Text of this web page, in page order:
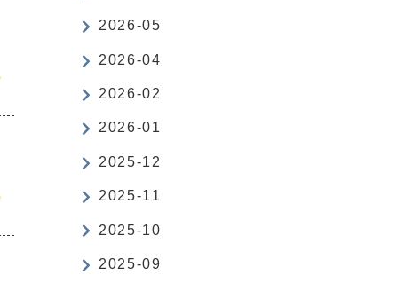
2026-05
2026-04
2026-02
2026-01
2025-12
2025-11
2025-10
2025-09